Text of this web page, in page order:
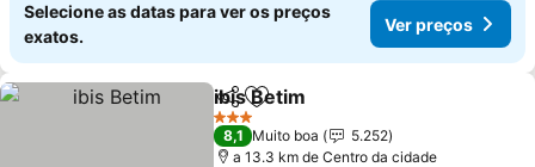
Selecione as datas para ver os preços
exatos.
Ver preços
PartilharAdicionar aos favoritos
ibis Betim
3 Estrelas
8,1 Muito boa
5.252
a 13.3 km de Centro da cidade